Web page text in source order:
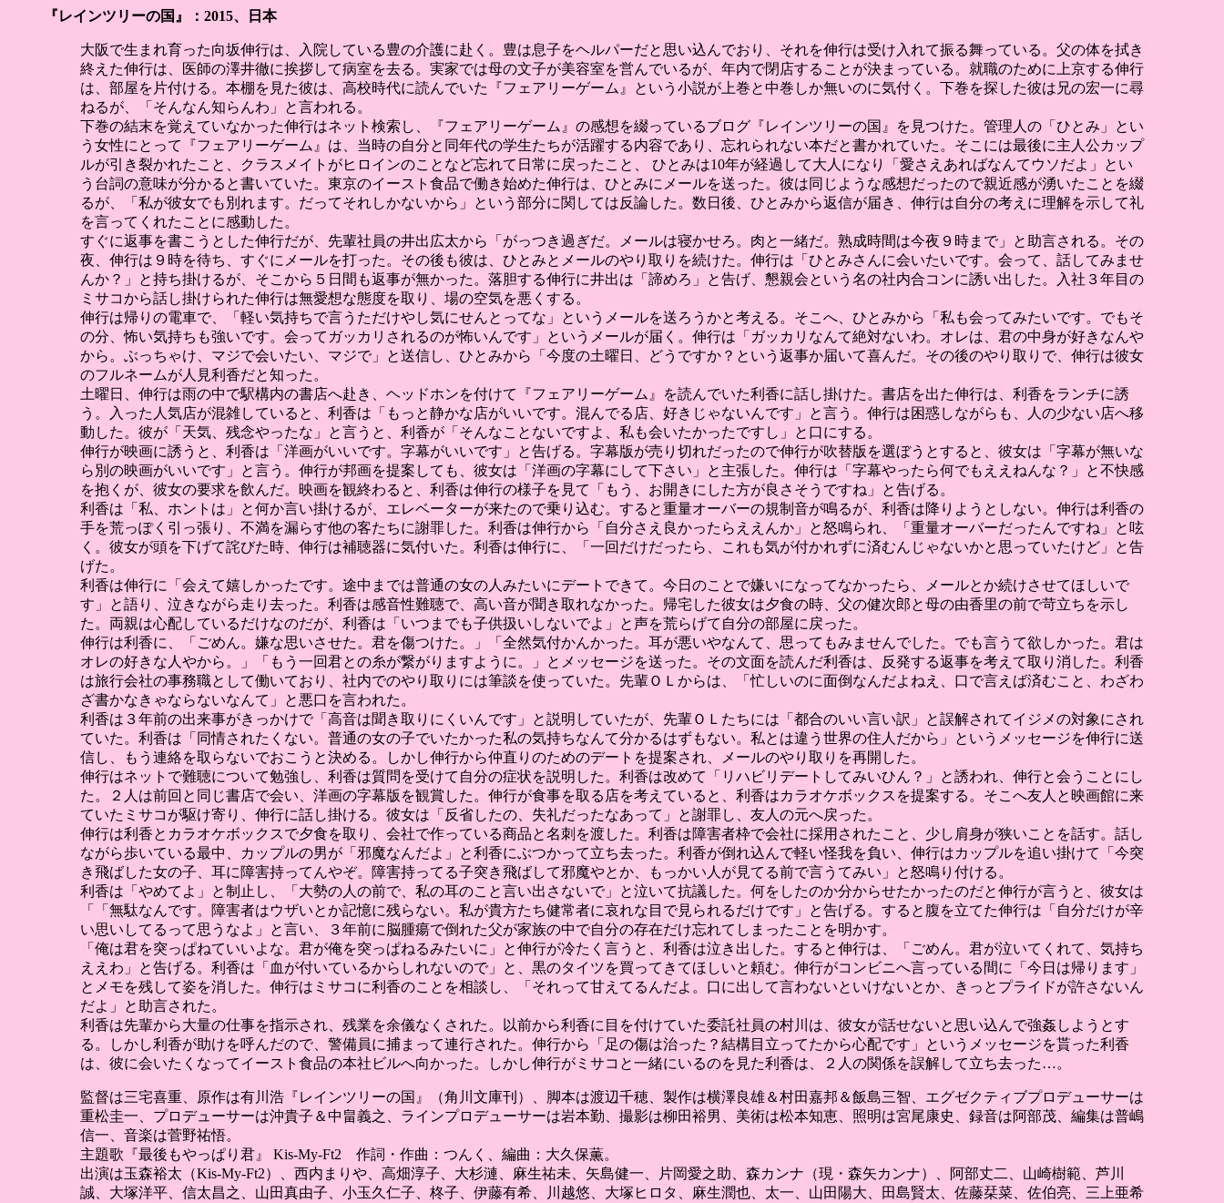
『レインツリーの国』：2015、日本
大阪で生まれ育った向坂伸行は、入院している豊の介護に赴く。豊は息子をヘルパーだと思い込んでおり、それを伸行は受け入れて振る舞っている。父の体を拭き
終えた伸行は、医師の澤井徹に挨拶して病室を去る。実家では母の文子が美容室を営んでいるが、年内で閉店することが決まっている。就職のために上京する伸行
は、部屋を片付ける。本棚を見た彼は、高校時代に読んでいた『フェアリーゲーム』という小説が上巻と中巻しか無いのに気付く。下巻を探した彼は兄の宏一に尋
ねるが、「そんなん知らんわ」と言われる。
下巻の結末を覚えていなかった伸行はネット検索し、『フェアリーゲーム』の感想を綴っているブログ『レインツリーの国』を見つけた。管理人の「ひとみ」とい
う女性にとって『フェアリーゲーム』は、当時の自分と同年代の学生たちが活躍する内容であり、忘れられない本だと書かれていた。そこには最後に主人公カップ
ルが引き裂かれたこと、クラスメイトがヒロインのことなど忘れて日常に戻ったこと、 ひとみは10年が経過して大人になり「愛さえあればなんてウソだよ」とい
う台詞の意味が分かると書いていた。東京のイースト食品で働き始めた伸行は、ひとみにメールを送った。彼は同じような感想だったので親近感が湧いたことを綴
るが、「私が彼女でも別れます。だってそれしかないから」という部分に関しては反論した。数日後、ひとみから返信が届き、伸行は自分の考えに理解を示して礼
を言ってくれたことに感動した。
すぐに返事を書こうとした伸行だが、先輩社員の井出広太から「がっつき過ぎだ。メールは寝かせろ。肉と一緒だ。熟成時間は今夜９時まで」と助言される。その
夜、伸行は９時を待ち、すぐにメールを打った。その後も彼は、ひとみとメールのやり取りを続けた。伸行は「ひとみさんに会いたいです。会って、話してみませ
んか？」と持ち掛けるが、そこから５日間も返事が無かった。落胆する伸行に井出は「諦めろ」と告げ、懇親会という名の社内合コンに誘い出した。入社３年目の
ミサコから話し掛けられた伸行は無愛想な態度を取り、場の空気を悪くする。
伸行は帰りの電車で、「軽い気持ちで言うただけやし気にせんとってな」というメールを送ろうかと考える。そこへ、ひとみから「私も会ってみたいです。でもそ
の分、怖い気持ちも強いです。会ってガッカリされるのが怖いんです」というメールが届く。伸行は「ガッカリなんて絶対ないわ。オレは、君の中身が好きなんや
から。ぶっちゃけ、マジで会いたい、マジで」と送信し、ひとみから「今度の土曜日、どうですか？という返事か届いて喜んだ。その後のやり取りで、伸行は彼女
のフルネームが人見利香だと知った。
土曜日、伸行は雨の中で駅構内の書店へ赴き、ヘッドホンを付けて『フェアリーゲーム』を読んでいた利香に話し掛けた。書店を出た伸行は、利香をランチに誘
う。入った人気店が混雑していると、利香は「もっと静かな店がいいです。混んでる店、好きじゃないんです」と言う。伸行は困惑しながらも、人の少ない店へ移
動した。彼が「天気、残念やったな」と言うと、利香が「そんなことないですよ、私も会いたかったですし」と口にする。
伸行が映画に誘うと、利香は「洋画がいいです。字幕がいいです」と告げる。字幕版が売り切れだったので伸行が吹替版を選ぼうとすると、彼女は「字幕が無いな
ら別の映画がいいです」と言う。伸行が邦画を提案しても、彼女は「洋画の字幕にして下さい」と主張した。伸行は「字幕やったら何でもええねんな？」と不快感
を抱くが、彼女の要求を飲んだ。映画を観終わると、利香は伸行の様子を見て「もう、お開きにした方が良さそうですね」と告げる。
利香は「私、ホントは」と何か言い掛けるが、エレベーターが来たので乗り込む。すると重量オーバーの規制音が鳴るが、利香は降りようとしない。伸行は利香の
手を荒っぽく引っ張り、不満を漏らす他の客たちに謝罪した。利香は伸行から「自分さえ良かったらええんか」と怒鳴られ、「重量オーバーだったんですね」と呟
く。彼女が頭を下げて詫びた時、伸行は補聴器に気付いた。利香は伸行に、「一回だけだったら、これも気が付かれずに済むんじゃないかと思っていたけど」と告
げた。
利香は伸行に「会えて嬉しかったです。途中までは普通の女の人みたいにデートできて。今日のことで嫌いになってなかったら、メールとか続けさせてほしいで
す」と語り、泣きながら走り去った。利香は感音性難聴で、高い音が聞き取れなかった。帰宅した彼女は夕食の時、父の健次郎と母の由香里の前で苛立ちを示し
た。両親は心配しているだけなのだが、利香は「いつまでも子供扱いしないでよ」と声を荒らげて自分の部屋に戻った。
伸行は利香に、「ごめん。嫌な思いさせた。君を傷つけた。」「全然気付かんかった。耳が悪いやなんて、思ってもみませんでした。でも言うて欲しかった。君は
オレの好きな人やから。」「もう一回君との糸が繋がりますように。」とメッセージを送った。その文面を読んだ利香は、反発する返事を考えて取り消した。利香
は旅行会社の事務職として働いており、社内でのやり取りには筆談を使っていた。先輩ＯＬからは、「忙しいのに面倒なんだよねえ、口で言えば済むこと、わざわ
ざ書かなきゃならないなんて」と悪口を言われた。
利香は３年前の出来事がきっかけで「高音は聞き取りにくいんです」と説明していたが、先輩ＯＬたちには「都合のいい言い訳」と誤解されてイジメの対象にされ
ていた。利香は「同情されたくない。普通の女の子でいたかった私の気持ちなんて分かるはずもない。私とは違う世界の住人だから」というメッセージを伸行に送
信し、もう連絡を取らないでおこうと決める。しかし伸行から仲直りのためのデートを提案され、メールのやり取りを再開した。
伸行はネットで難聴について勉強し、利香は質問を受けて自分の症状を説明した。利香は改めて「リハビリデートしてみいひん？」と誘われ、伸行と会うことにし
た。２人は前回と同じ書店で会い、洋画の字幕版を観賞した。伸行が食事を取る店を考えていると、利香はカラオケボックスを提案する。そこへ友人と映画館に来
ていたミサコが駆け寄り、伸行に話し掛ける。彼女は「反省したの、失礼だったなあって」と謝罪し、友人の元へ戻った。
伸行は利香とカラオケボックスで夕食を取り、会社で作っている商品と名刺を渡した。利香は障害者枠で会社に採用されたこと、少し肩身が狭いことを話す。話し
ながら歩いている最中、カップルの男が「邪魔なんだよ」と利香にぶつかって立ち去った。利香が倒れ込んで軽い怪我を負い、伸行はカップルを追い掛けて「今突
き飛ばした女の子、耳に障害持ってんやぞ。障害持ってる子突き飛ばして邪魔やとか、もっかい人が見てる前で言うてみい」と怒鳴り付ける。
利香は「やめてよ」と制止し、「大勢の人の前で、私の耳のこと言い出さないで」と泣いて抗議した。何をしたのか分からせたかったのだと伸行が言うと、彼女は
「「無駄なんです。障害者はウザいとか記憶に残らない。私が貴方たち健常者に哀れな目で見られるだけです」と告げる。すると腹を立てた伸行は「自分だけが辛
い思いしてるって思うなよ」と言い、３年前に脳腫瘍で倒れた父が家族の中で自分の存在だけ忘れてしまったことを明かす。
「俺は君を突っぱねていいよな。君が俺を突っぱねるみたいに」と伸行が冷たく言うと、利香は泣き出した。すると伸行は、「ごめん。君が泣いてくれて、気持ち
ええわ」と告げる。利香は「血が付いているからしれないので」と、黒のタイツを買ってきてほしいと頼む。伸行がコンビニへ言っている間に「今日は帰ります」
とメモを残して姿を消した。伸行はミサコに利香のことを相談し、「それって甘えてるんだよ。口に出して言わないといけないとか、きっとプライドが許さないん
だよ」と助言された。
利香は先輩から大量の仕事を指示され、残業を余儀なくされた。以前から利香に目を付けていた委託社員の村川は、彼女が話せないと思い込んで強姦しようとす
る。しかし利香が助けを呼んだので、警備員に捕まって連行された。伸行から「足の傷は治った？結構目立ってたから心配です」というメッセージを貰った利香
は、彼に会いたくなってイースト食品の本社ビルへ向かった。しかし伸行がミサコと一緒にいるのを見た利香は、２人の関係を誤解して立ち去った…。
監督は三宅喜重、原作は有川浩『レインツリーの国』（角川文庫刊）、脚本は渡辺千穂、製作は横澤良雄＆村田嘉邦＆飯島三智、エグゼクティブプロデューサーは
重松圭一、プロデューサーは沖貴子＆中畠義之、ラインプロデューサーは岩本勤、撮影は柳田裕男、美術は松本知恵、照明は宮尾康史、録音は阿部茂、編集は普嶋
信一、音楽は菅野祐悟。
主題歌『最後もやっぱり君』 Kis-My-Ft2 作詞・作曲：つんく、編曲：大久保薫。
出演は玉森裕太（Kis-My-Ft2）、西内まりや、高畑淳子、大杉漣、麻生祐未、矢島健一、片岡愛之助、森カンナ（現・森矢カンナ）、阿部丈二、山崎樹範、芦川
誠、大塚洋平、信太昌之、山田真由子、小玉久仁子、柊子、伊藤有希、川越悠、大塚ヒロタ、麻生潤也、太一、山田陽大、田島賢太、佐藤栞菜、佐伯亮、三上亜希